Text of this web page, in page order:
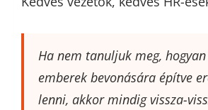
Ha nem tanuljuk meg,
emberek bevonására építve
lenni, akkor mindig vissza-